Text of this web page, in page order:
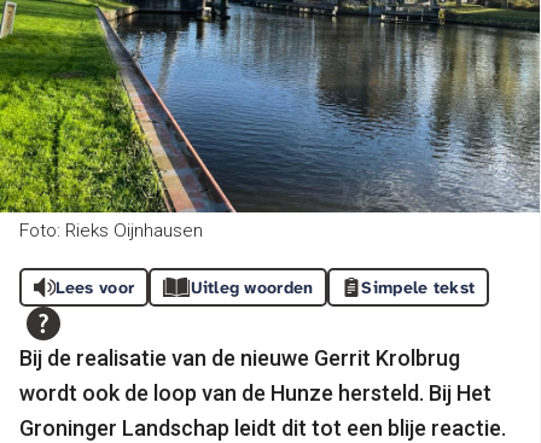
Foto: Rieks Oijnhausen
Lees voor Uitleg woorden Simpele tekst
Bij de realisatie van de nieuwe Gerrit Krolbrug
wordt ook de loop van de Hunze hersteld. Bij Het
Groninger Landschap leidt dit tot een blije reactie.